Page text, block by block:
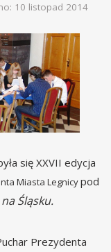
10 listopad 2014
się XXVII edycja
Miasta Legnicypod
Śląsku.
Prezydenta